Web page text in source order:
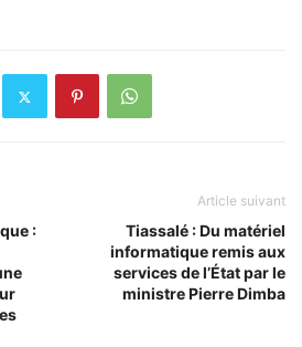
:
Article suivant
Tiassalé : Du matériel
informatique remis aux
services de l’État par le
ministre Pierre Dimba